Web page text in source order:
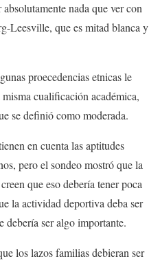
absolutamente nada que ver con
Leesville, que es mitad blanca y
proecedencias etnicas le
cualificación académica,
se definió como moderada.
en cuenta las aptitudes
pero el sondeo mostró que la
que eso debería tener poca
la actividad deportiva deba ser
ser algo importante.
los lazos familias debieran ser